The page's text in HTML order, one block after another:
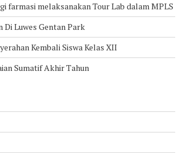
farmasi melaksanakan Tour Lab dalam MPLS
Di Luwes Gentan Park
Kembali Siswa Kelas XII
Sumatif Akhir Tahun